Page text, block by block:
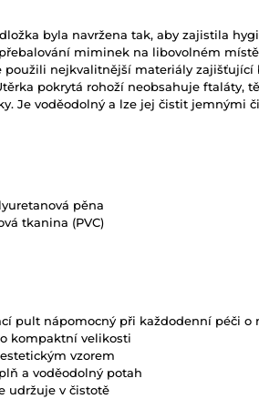
byla navržena tak, aby zajistila
miminek na libovolném místě
použili nejkvalitnější materiály zajišťující
pokrytá rohoží neobsahuje ftaláty,
Je voděodolný a lze jej čistit jemnými
pěna
tkanina (PVC)
pult nápomocný při každodenní péči o
kompaktní velikosti
vzorem
a voděodolný potah
udržuje v čistotě